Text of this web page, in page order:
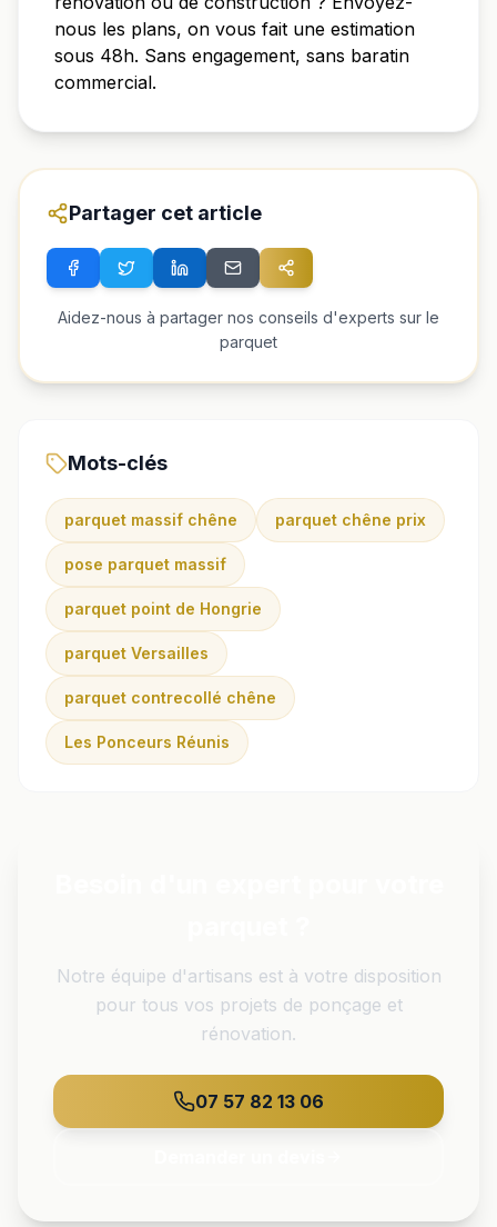
Partager cet article
Aidez-nous à partager nos conseils d'experts sur le
parquet
Mots-clés
parquet massif chêne parquet chêne prix
pose parquet massif
parquet point de Hongrie
parquet Versailles
parquet contrecollé chêne
Les Ponceurs Réunis
Notre équipe d'artisans est à votre disposition
pour tous vos projets de ponçage et
rénovation.
07 57 82 13 06